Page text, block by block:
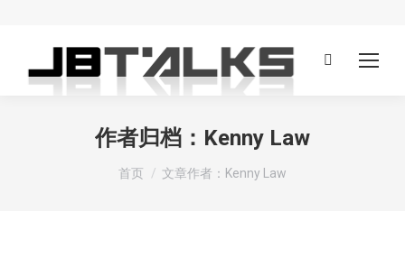
Search:
作者归档： Kenny Law
您在这里：
首页 文章作者：Kenny Law